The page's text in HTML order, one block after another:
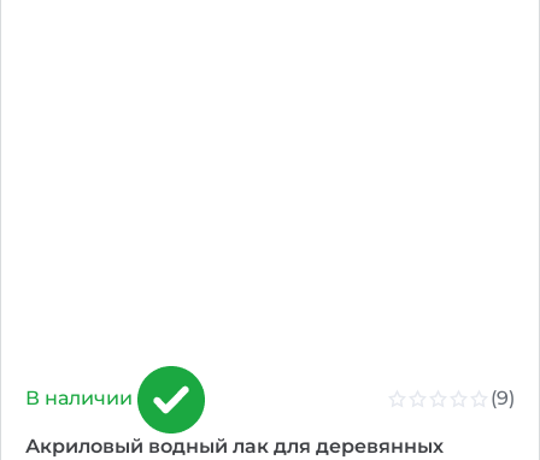
В наличии (9)
Акриловый водный лак для деревянных